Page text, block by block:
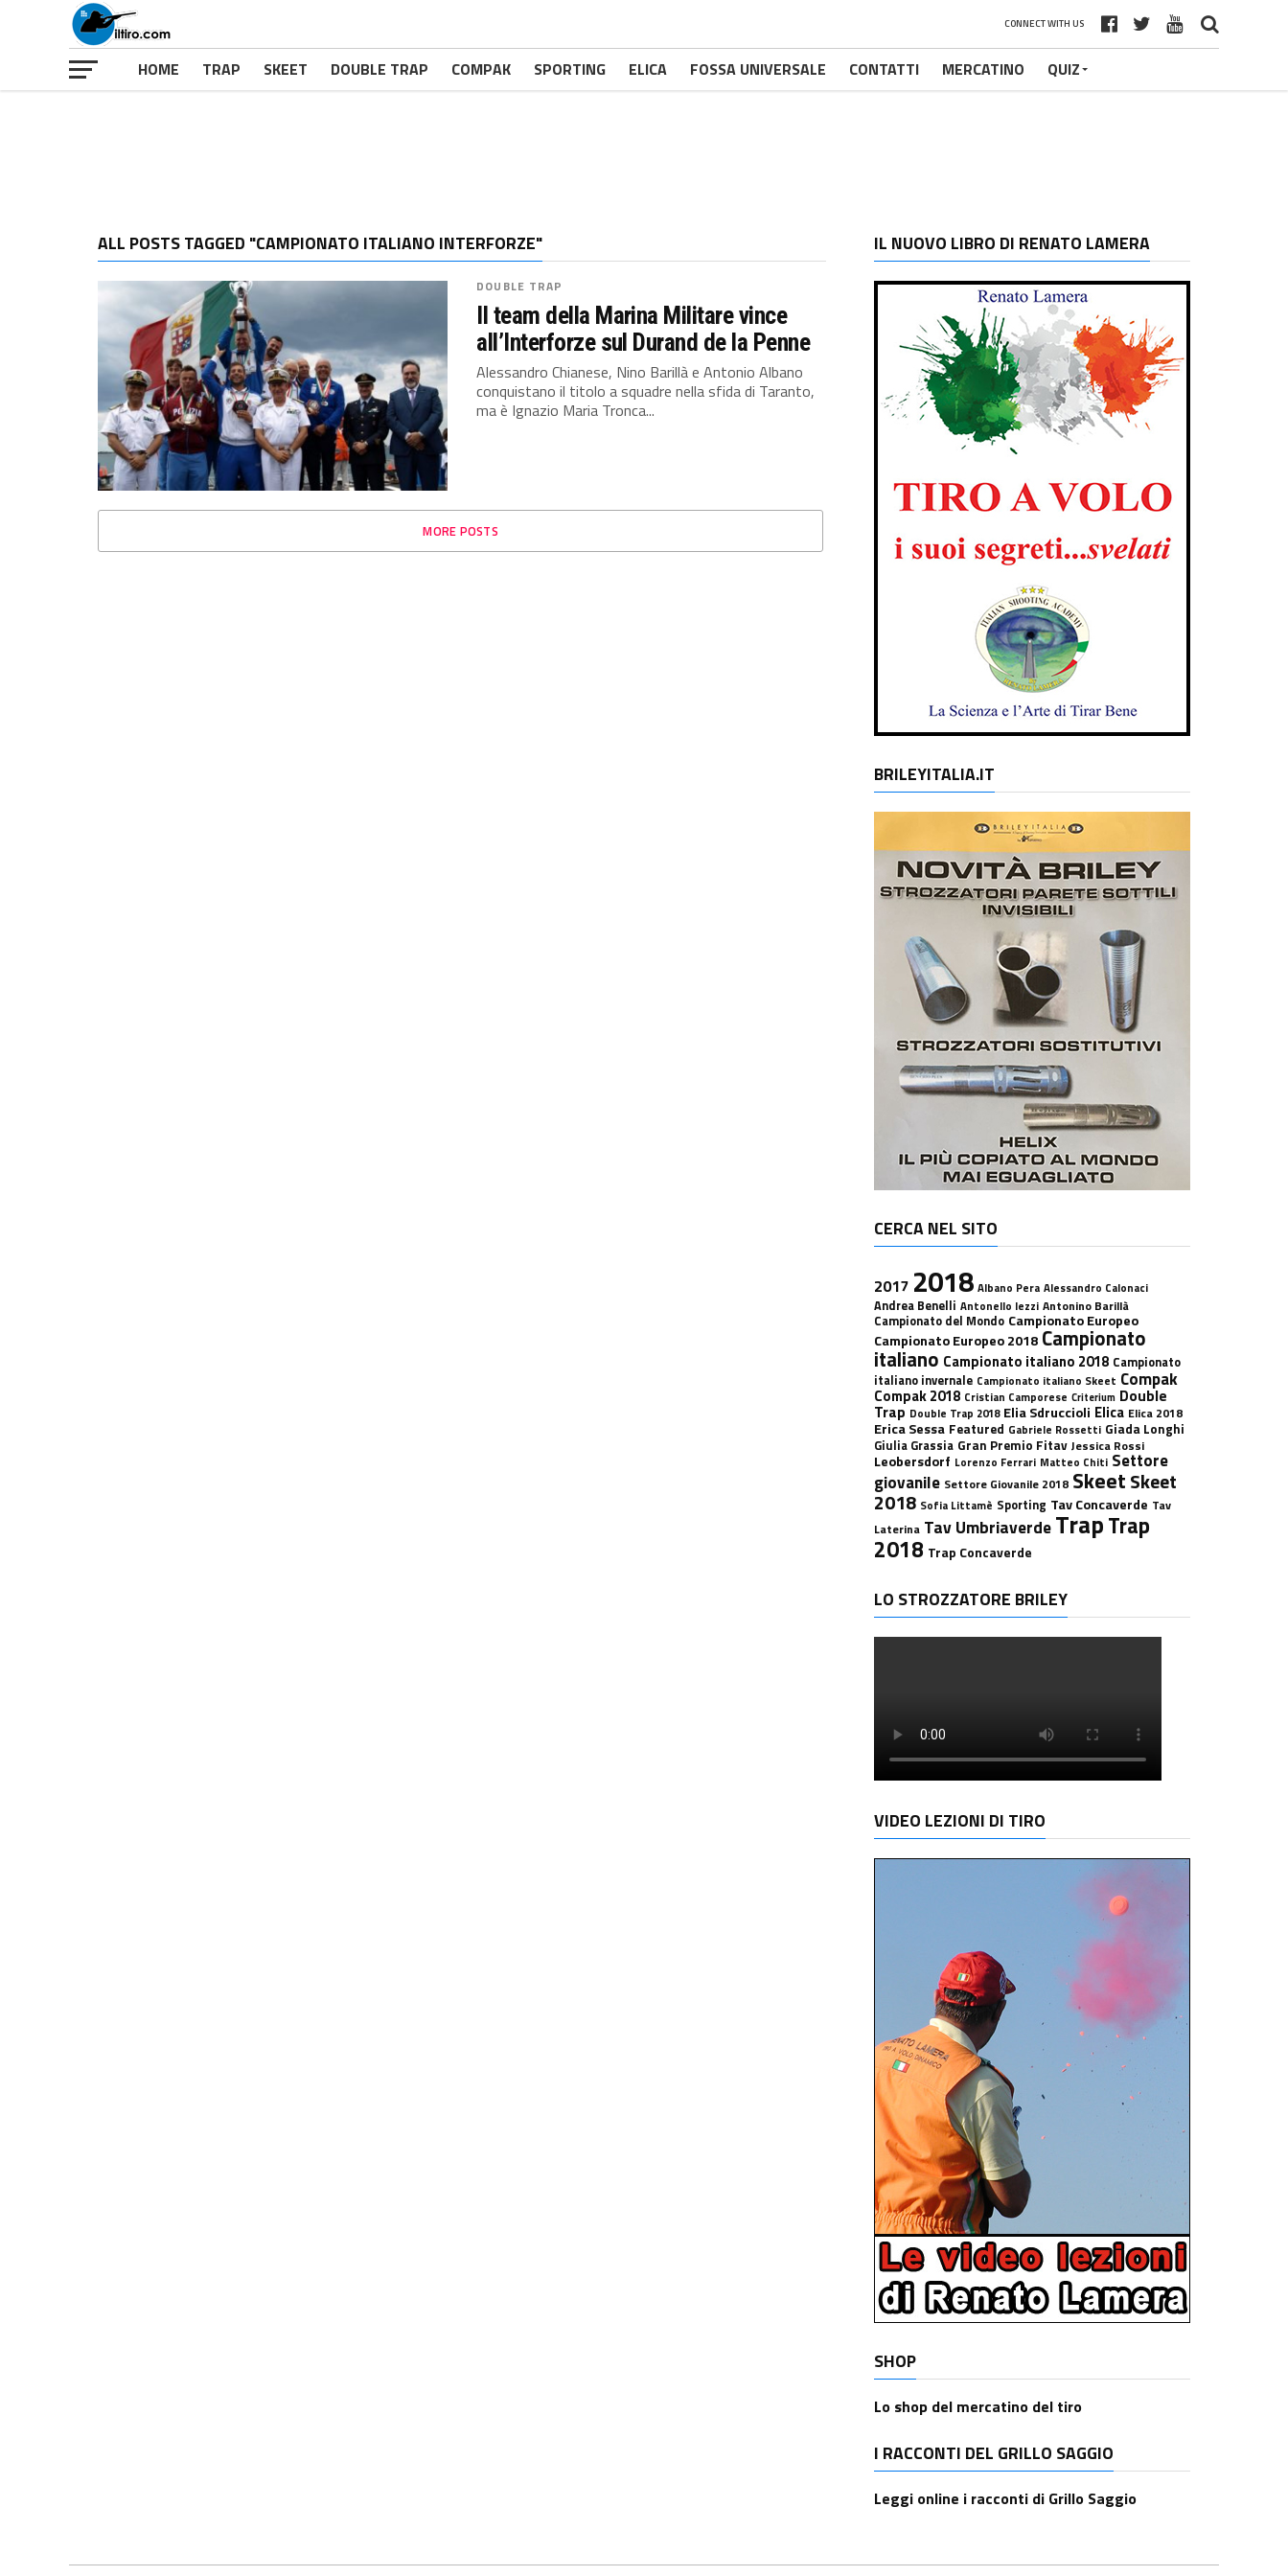
CONNECT WITH US
HOME TRAP SKEET DOUBLE TRAP COMPAK SPORTING ELICA FOSSA UNIVERSALE CONTATTI MERCATINO QUIZ
ALL POSTS TAGGED "CAMPIONATO ITALIANO INTERFORZE"
DOUBLE TRAP
Il team della Marina Militare vince
all’Interforze sul Durand de la Penne
Alessandro Chianese, Nino Barillà e Antonio Albano
conquistano il titolo a squadre nella sfida di Taranto,
ma è Ignazio Maria Tronca...
MORE POSTS
IL NUOVO LIBRO DI RENATO LAMERA
BRILEYITALIA.IT
CERCA NEL SITO
2017 2018 Albano Pera Alessandro Calonaci
Andrea Benelli Antonello Iezzi Antonino Barillà
Campionato del Mondo Campionato Europeo
Campionato Europeo 2018 Campionato
italiano Campionato italiano 2018 Campionato
italiano invernale Campionato italiano Skeet Compak
Compak 2018 Cristian Camporese Criterium Double
Trap Double Trap 2018 Elia Sdruccioli Elica Elica 2018
Erica Sessa Featured Gabriele Rossetti Giada Longhi
Giulia Grassia Gran Premio Fitav Jessica Rossi
Leobersdorf Lorenzo Ferrari Matteo Chiti Settore
giovanile Settore Giovanile 2018 SkeetSkeet
2018 Sofia Littamè Sporting Tav Concaverde Tav
Laterina Tav UmbriaverdeTrapTrap
2018 Trap Concaverde
LO STROZZATORE BRILEY
VIDEO LEZIONI DI TIRO
SHOP
Lo shop del mercatino del tiro
I RACCONTI DEL GRILLO SAGGIO
Leggi online i racconti di Grillo Saggio